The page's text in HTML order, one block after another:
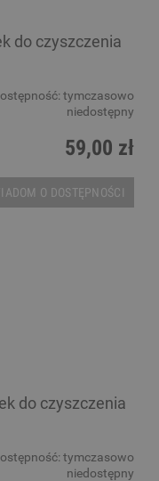
do czyszczenia
tymczasowo
niedostępny
59,00 zł
O DOSTĘPNOŚCI
do czyszczenia
tymczasowo
niedostępny